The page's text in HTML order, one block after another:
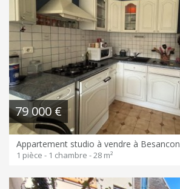
79 000 €
Appartement studio à vendre à Besancon
1 pièce - 1 chambre - 28 m²